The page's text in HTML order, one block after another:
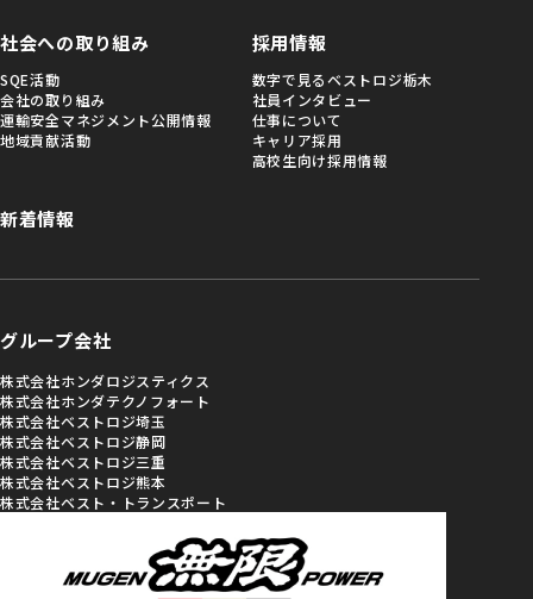
社会への取り組み
SQE活動
会社の取り組み
運輸安全マネジメント公開情報
地域貢献活動
新着情報
採用情報
数字で見るベストロジ栃木
社員インタビュー
仕事について
キャリア採用
高校生向け採用情報
グループ会社
株式会社ホンダロジスティクス
株式会社ホンダテクノフォート
株式会社ベストロジ埼玉
株式会社ベストロジ静岡
株式会社ベストロジ三重
株式会社ベストロジ熊本
株式会社ベスト・トランスポート